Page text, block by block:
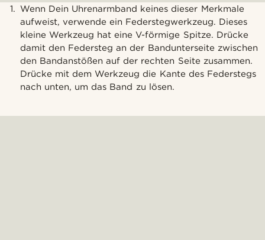
Wenn Dein Uhrenarmband keines dieser Merkmale
aufweist, verwende ein Federstegwerkzeug. Dieses
kleine Werkzeug hat eine V-förmige Spitze. Drücke
damit den Federsteg an der Bandunterseite zwischen
den Bandanstößen auf der rechten Seite zusammen.
Drücke mit dem Werkzeug die Kante des Federstegs
nach unten, um das Band zu lösen.